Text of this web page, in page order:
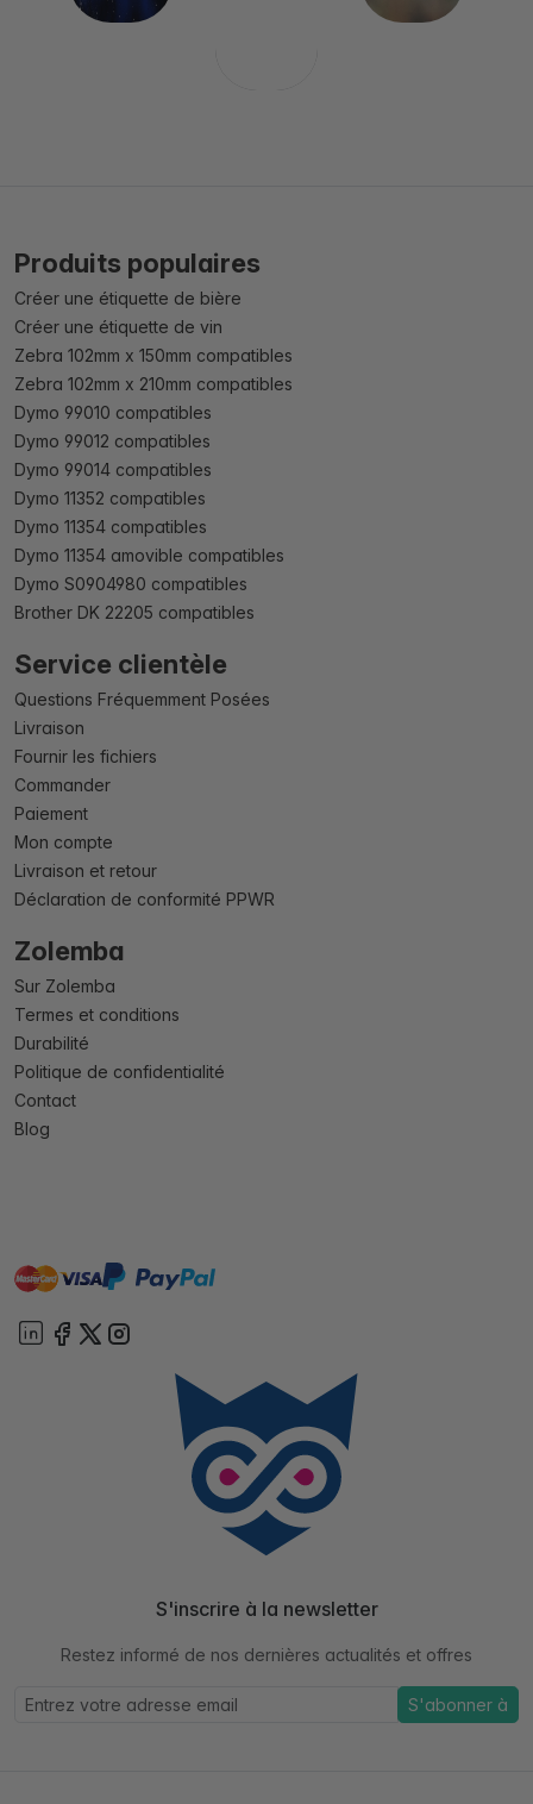
Produits populaires
Créer une étiquette de bière
Créer une étiquette de vin
Zebra 102mm x 150mm compatibles
Zebra 102mm x 210mm compatibles
Dymo 99010 compatibles
Dymo 99012 compatibles
Dymo 99014 compatibles
Dymo 11352 compatibles
Dymo 11354 compatibles
Dymo 11354 amovible compatibles
Dymo S0904980 compatibles
Brother DK 22205 compatibles
Service clientèle
Questions Fréquemment Posées
Livraison
Fournir les fichiers
Commander
Paiement
Mon compte
Livraison et retour
Déclaration de conformité PPWR
Zolemba
Sur Zolemba
Termes et conditions
Durabilité
Politique de confidentialité
Contact
Blog
mastervisa paypal
S'inscrire à la newsletter
Restez informé de nos dernières actualités et offres
S'abonner à